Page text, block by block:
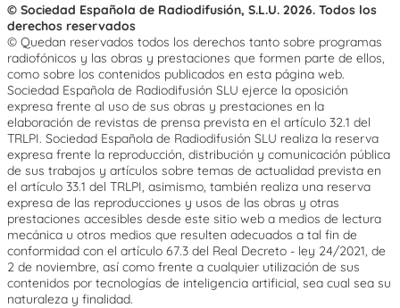
© Sociedad Española de Radiodifusión, S.L.U. 2026. Todos los
derechos reservados
© Quedan reservados todos los derechos tanto sobre programas
radiofónicos y las obras y prestaciones que formen parte de ellos,
como sobre los contenidos publicados en esta página web.
Sociedad Española de Radiodifusión SLU ejerce la oposición
expresa frente al uso de sus obras y prestaciones en la
elaboración de revistas de prensa prevista en el artículo 32.1 del
TRLPI. Sociedad Española de Radiodifusión SLU realiza la reserva
expresa frente la reproducción, distribución y comunicación pública
de sus trabajos y artículos sobre temas de actualidad prevista en
el artículo 33.1 del TRLPI, asimismo, también realiza una reserva
expresa de las reproducciones y usos de las obras y otras
prestaciones accesibles desde este sitio web a medios de lectura
mecánica u otros medios que resulten adecuados a tal fin de
conformidad con el artículo 67.3 del Real Decreto - ley 24/2021, de
2 de noviembre, así como frente a cualquier utilización de sus
contenidos por tecnologías de inteligencia artificial, sea cual sea su
naturaleza y finalidad.